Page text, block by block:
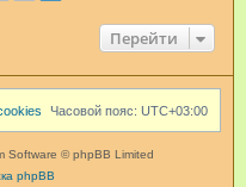
Перейти
Часовой пояс: UTC+03:00
Software © phpBB Limited
phpBB